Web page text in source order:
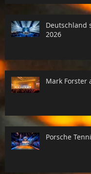
Deutschland
2026
Mark Forster
Porsche